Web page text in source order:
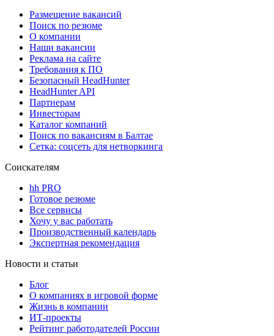
Размещение вакансий
Поиск по резюме
О компании
Наши вакансии
Реклама на сайте
Требования к ПО
Безопасный HeadHunter
HeadHunter API
Партнерам
Инвесторам
Каталог компаний
Поиск по вакансиям в Балтае
Сетка: соцсеть для нетворкинга
Соискателям
hh PRO
Готовое резюме
Все сервисы
Хочу у вас работать
Производственный календарь
Экспертная рекомендация
Новости и статьи
Блог
О компаниях в игровой форме
Жизнь в компании
ИТ-проекты
Рейтинг работодателей России